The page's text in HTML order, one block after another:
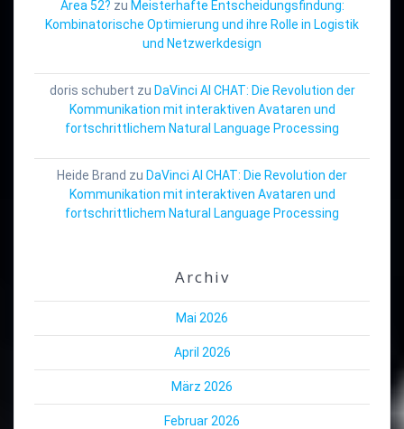
Area 52? zu Meisterhafte Entscheidungsfindung:
Kombinatorische Optimierung und ihre Rolle in Logistik
und Netzwerkdesign
doris schubert zu DaVinci AI CHAT: Die Revolution der
Kommunikation mit interaktiven Avataren und
fortschrittlichem Natural Language Processing
Heide Brand zu DaVinci AI CHAT: Die Revolution der
Kommunikation mit interaktiven Avataren und
fortschrittlichem Natural Language Processing
Archiv
Mai 2026
April 2026
März 2026
Februar 2026